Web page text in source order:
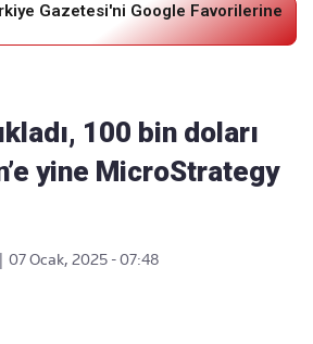
Gazetesi'ni Google Favorilerine
100 bin doları
yine MicroStrategy
07 Ocak, 2025 - 07:48